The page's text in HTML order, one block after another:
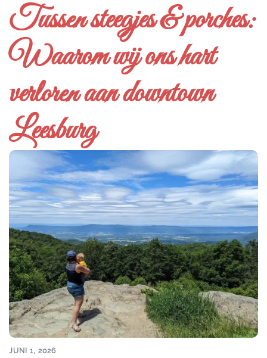
Tussen steegjes & porches:
Waarom wij ons hart
verloren aan downtown
Leesburg
JUNI 1, 2026